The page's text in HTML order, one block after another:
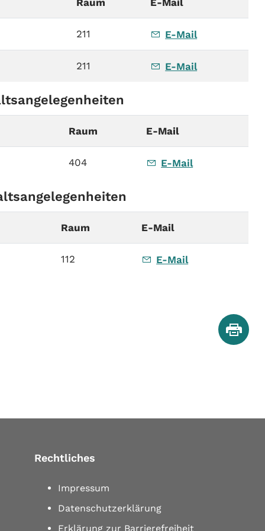
Raum E-Mail
211 E-Mail
211 E-Mail
Raum E-Mail
404 E-Mail
Raum E-Mail
112 E-Mail
Rechtliches
Impressum
Datenschutzerklärung
Erklärung zur Barrierefreiheit